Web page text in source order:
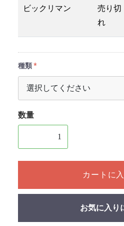
ビックリマン
売り切
れ
種類
数量
1個以上の数量を入力してく
カートに
お気に入り